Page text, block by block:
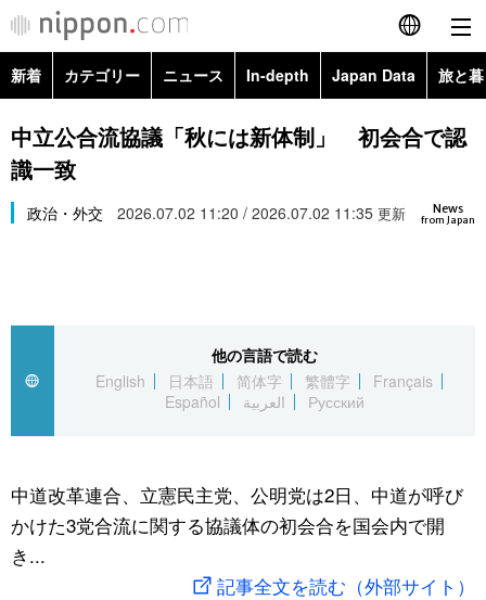
English
简体字
Русский
カテゴリー
経済・ビジネス
国際
文化
トップ
アーカイブ
In-depth
Japan Data
動画/Live
新着 カテゴリー ニュース In-depth Japan Data 旅と
政治・外交
経済・ビジネス
スポーツ・東京2020
Topics
中立公合流協議「秋には新体制」 初会合で認
識一致
News
from Japan
政治・外交 2026.07.02 11:20 / 2026.07.02 11:35 更新
他の言語で読む
English
日本語 简体字 繁體字
Français
Español
العربية Русский
中道改革連合、立憲民主党、公明党は2日、中道が呼び
かけた3党合流に関する協議体の初会合を国会内で開
き...
記事全文を読む（外部サイト）